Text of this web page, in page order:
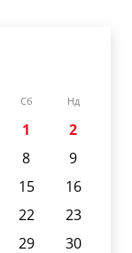
Сб Нд
1
2
8
9
15
16
22
23
29
30